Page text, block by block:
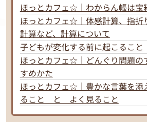
ほっとカフェ☆｜わからん帳は宝
ほっとカフェ☆｜体感計算、指折
計算など、計算について
子どもが変化する前に起こること
ほっとカフェ☆｜どんぐり問題の
すめかた
ほっとカフェ☆｜豊かな言葉を添
ること と よく見ること